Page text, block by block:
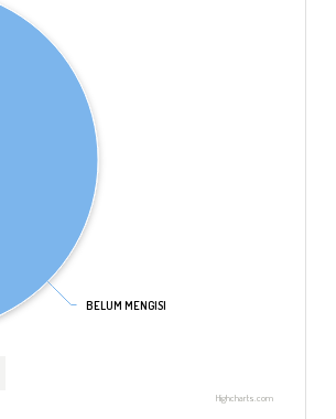
BELUM MENGISI
BELUM MENGISI
Highcharts.com